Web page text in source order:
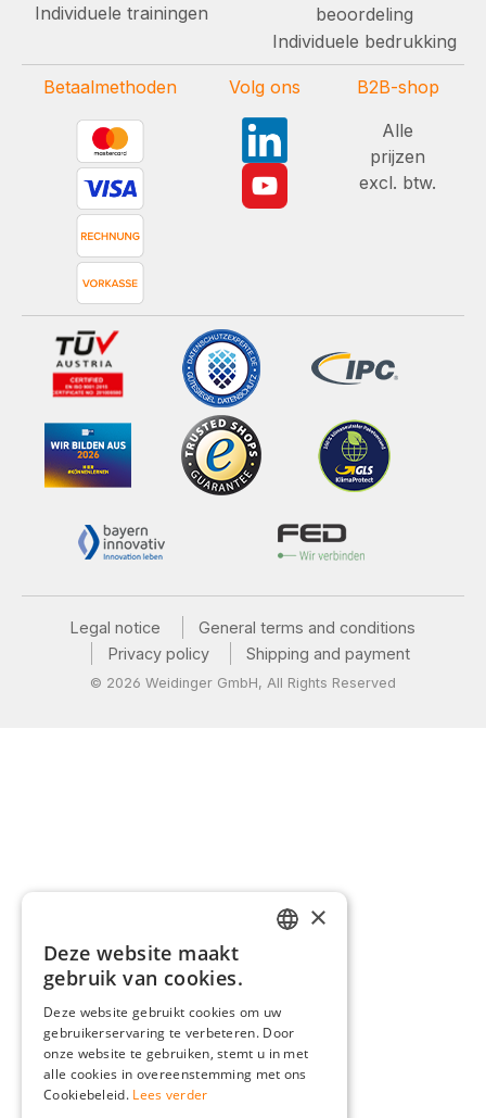
Individuele trainingen
beoordeling
Individuele bedrukking
Betaalmethoden Volg ons
B2B-shop
Alle
prijzen
excl. btw.
Legal notice
General terms and conditions
Privacy policy
Shipping and payment
© 2026 Weidinger GmbH, All Rights Reserved
FRENCH
ITALIAN
×
Deze website maakt
gebruik van cookies.
Deze website gebruikt cookies om uw
gebruikerservaring te verbeteren. Door
onze website te gebruiken, stemt u in met
alle cookies in overeenstemming met ons
Cookiebeleid. Lees verder